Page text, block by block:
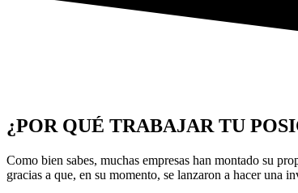
¿POR QUÉ TRABAJAR TU
Como bien sabes, muchas empresas han montado su
gracias a que, en su momento, se lanzaron a hacer una